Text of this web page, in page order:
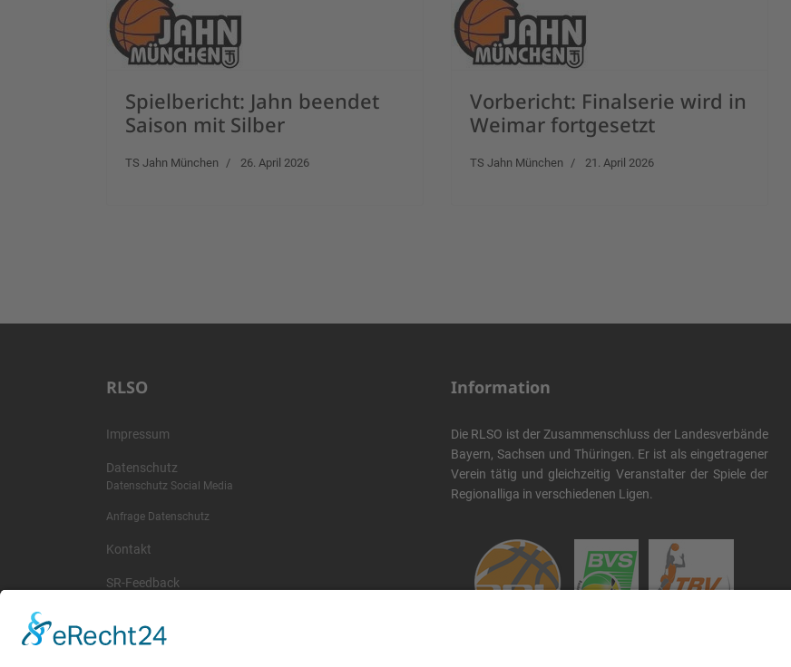
Spielbericht: Jahn beendet
Saison mit Silber
TS Jahn München 26. April 2026
Vorbericht: Finalserie wird in
Weimar fortgesetzt
TS Jahn München 21. April 2026
RLSO
Impressum
Datenschutz
Datenschutz Social Media
Anfrage Datenschutz
Kontakt
SR-Feedback
Information
Die RLSO ist der Zusammenschluss der Landesverbände
Bayern, Sachsen und Thüringen. Er ist als eingetragener
Verein tätig und gleichzeitig Veranstalter der Spiele der
Regionalliga in verschiedenen Ligen.